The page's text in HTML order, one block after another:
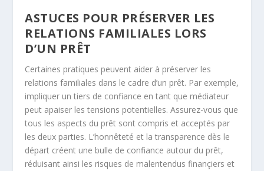
ASTUCES POUR PRÉSERVER LES
RELATIONS FAMILIALES LORS
D’UN PRÊT
Certaines pratiques peuvent aider à préserver les
relations familiales dans le cadre d’un prêt. Par exemple,
impliquer un tiers de confiance en tant que médiateur
peut apaiser les tensions potentielles. Assurez-vous que
tous les aspects du prêt sont compris et acceptés par
les deux parties. L’honnêteté et la transparence dès le
départ créent une bulle de confiance autour du prêt,
réduisant ainsi les risques de malentendus finançiers et